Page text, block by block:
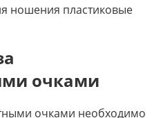
ношения пластиковые
очками
очками необходимо